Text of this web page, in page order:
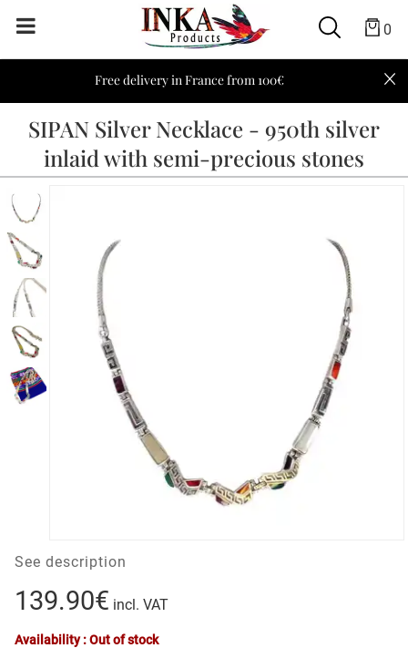
0
Free delivery in France from 100€
SIPAN Silver Necklace - 950th silver
inlaid with semi-precious stones
See description
139.90€ incl. VAT
Availability : Out of stock